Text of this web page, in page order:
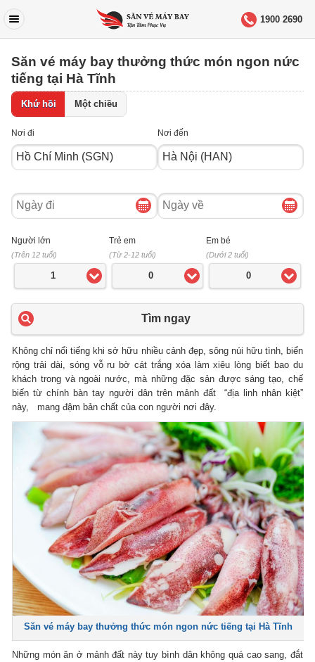
1900 2690
Săn vé máy bay thưởng thức món ngon nức
tiếng tại Hà Tĩnh
Khứ hồi Một chiều
Nơi đi Nơi đến
Ngày
đi
Ngày
về
Người lớn
(Trên 12 tuổi)
1
Trẻ em
(Từ 2-12 tuổi)
0
Em bé
(Dưới 2 tuổi)
0
Tìm ngay
Không chỉ nổi tiếng khi sở hữu nhiều cảnh đẹp, sông núi hữu tình, biển
rộng trải dài, sóng vỗ ru bờ cát trắng xóa làm xiêu lòng biết bao du
khách trong và ngoài nước, mà những đặc sản được sáng tạo, chế
biến từ chính bàn tay người dân trên mảnh đất “địa linh nhân kiệt”
này, mang đậm bản chất của con người nơi đây.
Săn vé máy bay thưởng thức món ngon nức tiếng tại Hà Tĩnh
Những món ăn ở mảnh đất này tuy bình dân không quá cao sang, đắt